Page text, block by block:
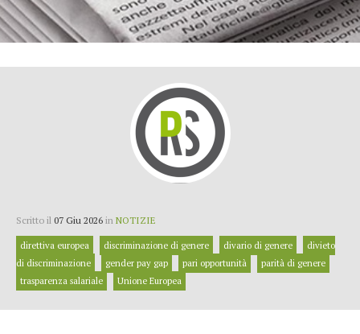
Scritto il 07 Giu 2026 in NOTIZIE
direttiva europea discriminazione di genere divario di genere
divieto
di discriminazione
gender pay gap pari opportunità
parità di genere
trasparenza salariale
Unione Europea